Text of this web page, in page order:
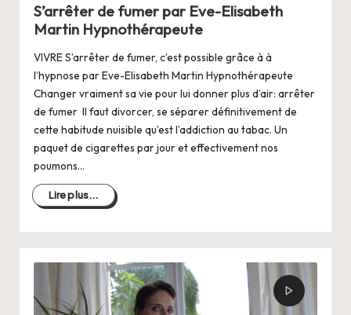
S’arrêter de fumer par Eve-Elisabeth
Martin Hypnothérapeute
VIVRE S’arrêter de fumer, c’est possible grâce à à
l’hypnose par Eve-Elisabeth Martin Hypnothérapeute
Changer vraiment sa vie pour lui donner plus d’air: arrêter
de fumer Il faut divorcer, se séparer définitivement de
cette habitude nuisible qu’est l’addiction au tabac. Un
paquet de cigarettes par jour et effectivement nos
poumons…
Lire plus...